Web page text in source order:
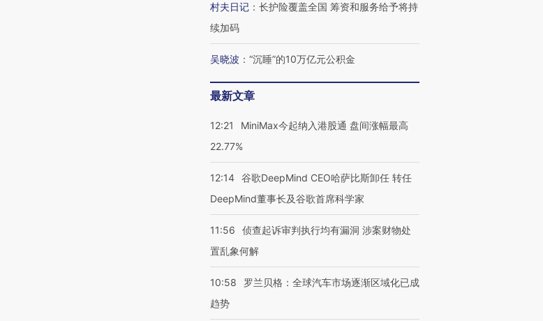
村夫日记 ： 长护险覆盖全国 筹资和服务给予将持
续加码
吴晓波 ： “沉睡”的10万亿元公积金
最新文章
12:21
MiniMax今起纳入港股通 盘间涨幅最高
22.77%
12:14 谷歌DeepMind CEO哈萨比斯卸任 转任
DeepMind董事长及谷歌首席科学家
11:56
侦查起诉审判执行均有漏洞 涉案财物处
置乱象何解
10:58
罗兰贝格：全球汽车市场逐渐区域化已成
趋势